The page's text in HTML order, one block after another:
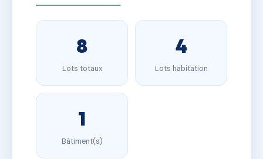
8
Lots totaux
4
Lots habitation
1
Bâtiment(s)